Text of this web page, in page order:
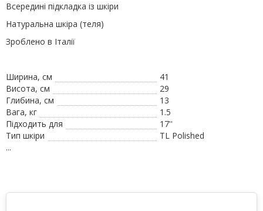
Всередині підкладка із шкіри
Натуральна шкіра (теля)
Зроблено в Італії
Ширина, см
41
Висота, см
29
Глибина, см
13
Вага, кг
1.5
Підходить для
17''
Тип шкіри
TL Polished
...